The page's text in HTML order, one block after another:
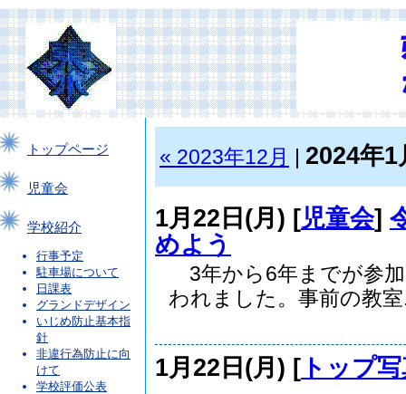
トップページ
児童会
学校紹介
行事予定
駐車場について
日課表
グランドデザイン
いじめ防止基本指
針
非違行為防止に向
けて
学校評価公表
« 2023年12月 2024年1
1月22日(月) [児童会]
めよう
3年から6年までが参
われました。事前の教
1月22日(月) [ トップ